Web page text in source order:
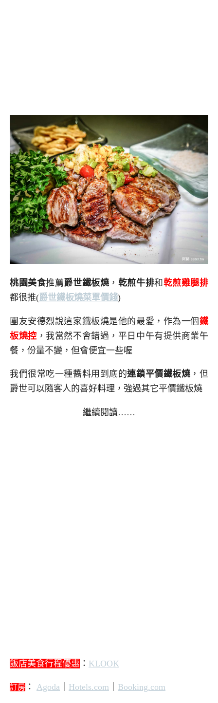
桃園美食推薦爵世鐵板燒， 乾煎牛排和 乾煎雞腿排
都很推(爵世鐵板燒菜單價錢)
團友安德烈說這家鐵板燒是他的最愛，作為一個鐵
板燒控 ，我當然不會錯過，平日中午有提供商業午
餐，份量不變，但會便宜一些喔
我們很常吃一種醬料用到底的連鎖平價鐵板燒，但
爵世可以隨客人的喜好料理，強過其它平價鐵板燒
繼續閱讀……
飯店美食行程優惠 ： KLOOK
訂房 ： Agoda Hotels.com Booking.com